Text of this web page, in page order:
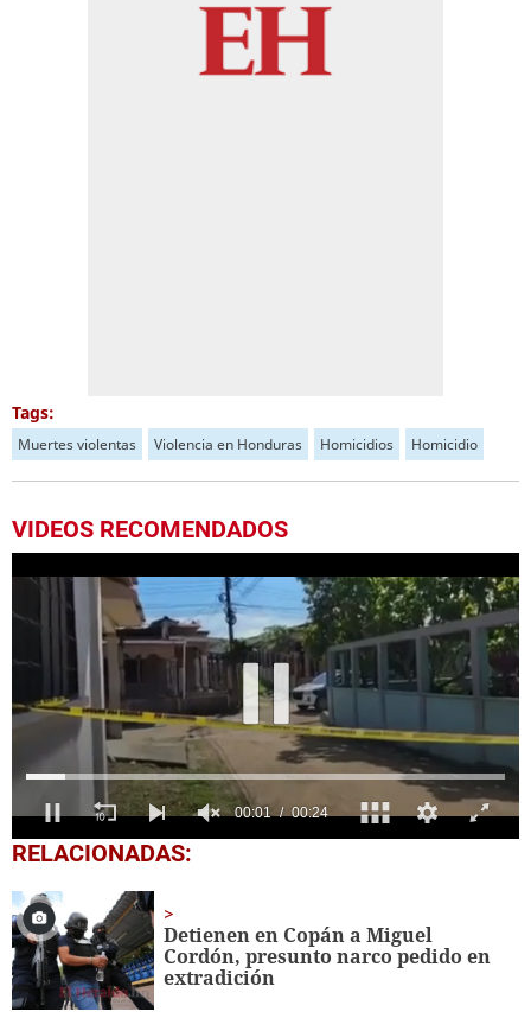
Tags:
Muertes violentas Violencia en Honduras Homicidios Homicidio
VIDEOS RECOMENDADOS
0
seconds
24
seconds
RELACIONADAS:
Detienen en Copán a Miguel
Cordón, presunto narco pedido en
extradición